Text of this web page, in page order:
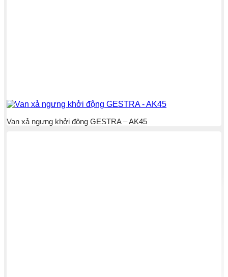
Van xả ngưng khởi động GESTRA – AK45